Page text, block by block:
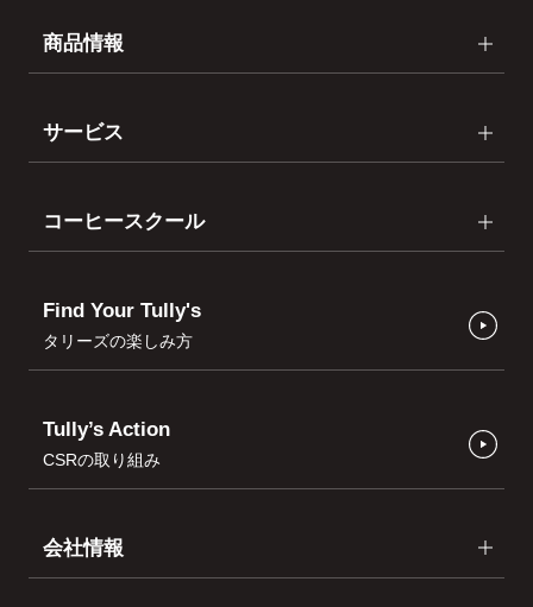
商品情報
サービス
コーヒースクール
Find Your Tully's
タリーズの楽しみ方
Tully’s Action
CSRの取り組み
会社情報